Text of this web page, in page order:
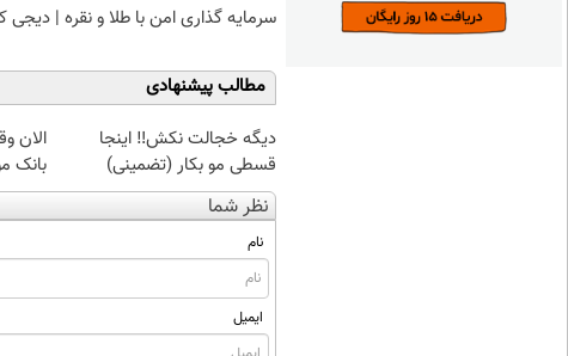
سرمایه گذاری امن با طلا و نقره | دیجی
مطالب پیشنهادی
دیگه خجالت نکش‼️ اینجا
قسطی مو بکار (تضمینی)
الان
بانک
نظر شما
نام
ایمیل